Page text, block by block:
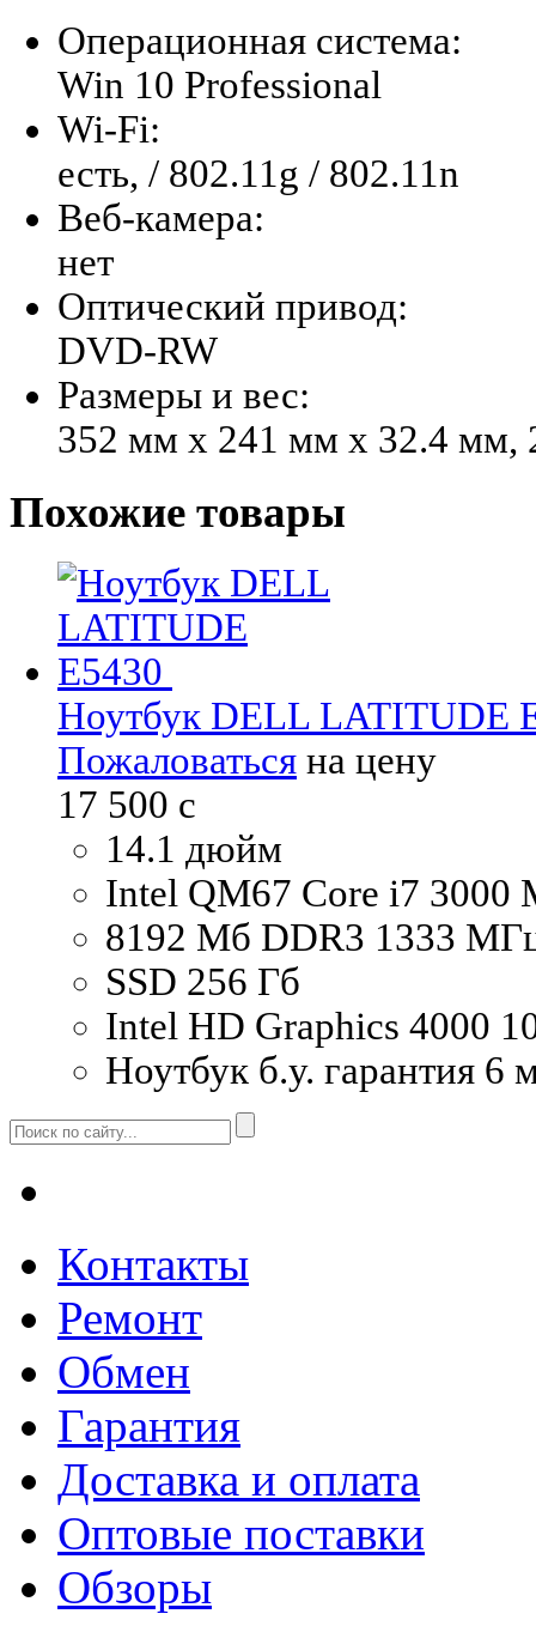
Операционная система:
Win 10 Professional
Wi-Fi:
есть, / 802.11g / 802.11n
Веб-камера:
нет
Оптический привод:
DVD-RW
Размеры и вес:
352 мм x 241 мм x 32.4 мм,
Похожие товары
Ноутбук DELL LATITUDE
Пожаловаться на цену
17 500 c
14.1 дюйм
Intel QM67 Core i7 3000
8192 Мб DDR3 1333
SSD 256 Гб
Intel HD Graphics 4000
Ноутбук б.у. гарантия 6
Контакты
Ремонт
Обмен
Гарантия
Доставка и оплата
Оптовые поставки
Обзоры